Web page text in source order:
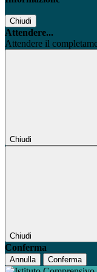
Chiudi
Attendere...
Attendere il
Chiudi
Chiudi
Conferma
Annulla Conferma